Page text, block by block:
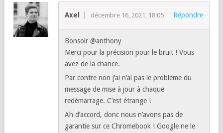
Axel décembre 16, 2021, 18:05 Répondre
Bonsoir @anthony
Merci pour la précision pour le bruit ! Vous
avez de la chance.
Par contre non j’ai n’ai pas le problème du
message de mise à jour à chaque
redémarrage. C’est étrange !
Ah d’accord, donc nous n’avons pas de
garantie sur ce Chromebook ! Google ne le